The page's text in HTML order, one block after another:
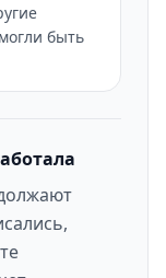
быть